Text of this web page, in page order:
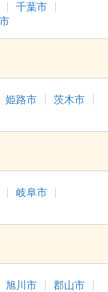
千葉市
姫路市
茨木市
岐阜市
旭川市 郡山市